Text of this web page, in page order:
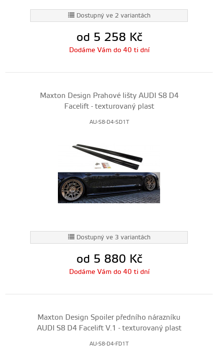
Dostupný ve 2 variantách
od 5 258 Kč
Dodáme Vám do 40 ti dní
Maxton Design Prahové lišty AUDI S8 D4
Facelift - texturovaný plast
AU-S8-D4-SD1T
Dostupný ve 3 variantách
od 5 880 Kč
Dodáme Vám do 40 ti dní
Maxton Design Spoiler předního nárazníku
AUDI S8 D4 Facelift V.1 - texturovaný plast
AU-S8-D4-FD1T